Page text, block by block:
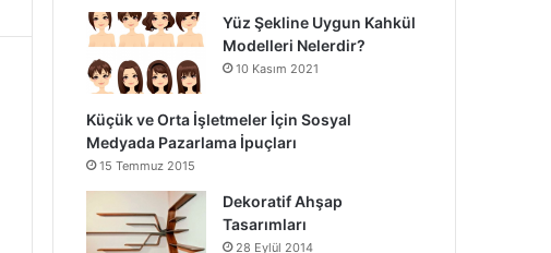
Yüz Şekline Uygun Kahkül
Modelleri Nelerdir?
10 Kasım 2021
Küçük ve Orta İşletmeler İçin Sosyal
Medyada Pazarlama İpuçları
15 Temmuz 2015
Dekoratif Ahşap
Tasarımları
28 Eylül 2014